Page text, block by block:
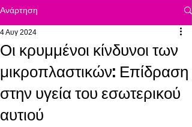
Ανάρτηση
Οι κρυμμένοι κίνδυνοι των
μικροπλαστικών: Επίδραση
στην υγεία του εσωτερικού
αυτιού
4 Αυγ 2024